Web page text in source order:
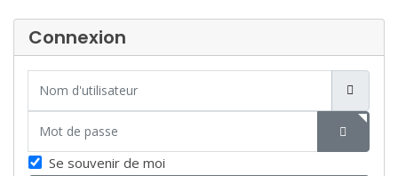
Connexion
SHOW
Se souvenir de moi